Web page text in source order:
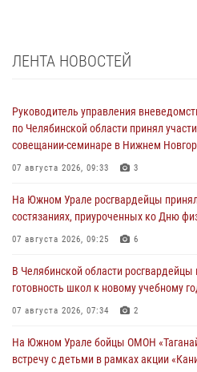
ЛЕНТА НОВОСТЕЙ
Руководитель управления
по Челябинской области принял
совещании-семинаре в Нижнем
07 августа 2026, 09:33 3
На Южном Урале росгвардейцы
состязаниях, приуроченных ко Дню
07 августа 2026, 09:25 6
В Челябинской области
готовность школ к новому учебному
07 августа 2026, 07:34 2
На Южном Урале бойцы ОМОН
встречу с детьми в рамках акции